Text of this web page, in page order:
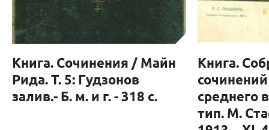
Книга. Сочинения / Майн
Рида. Т. 5: Гудзонов
залив.- Б. м. и г. - 318 с.
Книга.
среднего
тип. М.